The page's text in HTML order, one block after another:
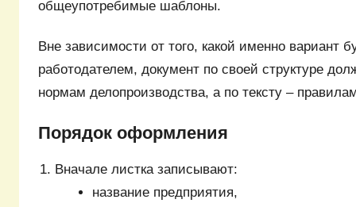
общеупотребимые шаблоны.
Вне зависимости от того, какой именно вариант
работодателем, документ по своей структуре
нормам делопроизводства, а по тексту –
Порядок оформления
Вначале листка записывают:
название предприятия,